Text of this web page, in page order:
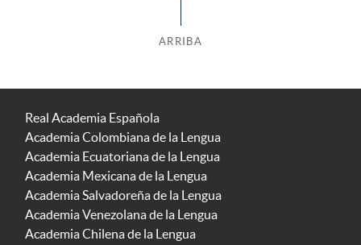
ARRIBA
Real Academia Española
Academia Colombiana de la Lengua
Academia Ecuatoriana de la Lengua
Academia Mexicana de la Lengua
Academia Salvadoreña de la Lengua
Academia Venezolana de la Lengua
Academia Chilena de la Lengua